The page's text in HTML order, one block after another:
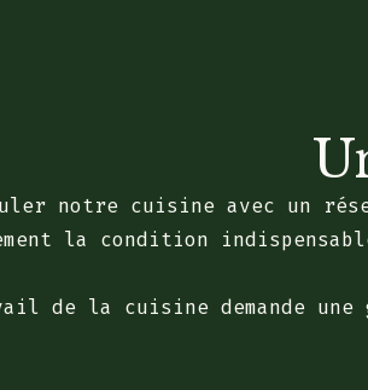
notre cuisine avec un
la condition
de la cuisine demande une